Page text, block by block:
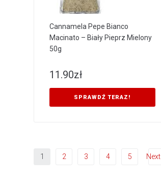
Cannamela Pepe Bianco
Macinato – Biały Pieprz Mielony
50g
11.90zł
SPRAWDŹ TERAZ!
1 2 3 4 5 Next